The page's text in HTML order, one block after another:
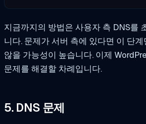
지금까지의 방법은 사용자 측 DNS를
니다. 문제가 서버 측에 있다면 이 단
않을 가능성이 높습니다. 이제
문제를 해결할 차례입니다.
5. DNS 문제